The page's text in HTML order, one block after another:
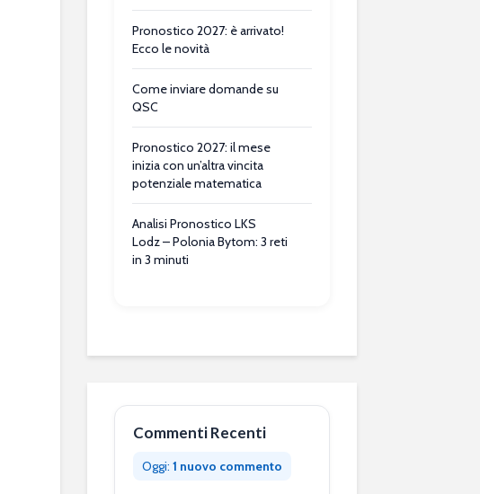
Pronostico 2027: è arrivato!
Ecco le novità
Come inviare domande su
QSC
Pronostico 2027: il mese
inizia con un’altra vincita
potenziale matematica
Analisi Pronostico LKS
Lodz – Polonia Bytom: 3 reti
in 3 minuti
Commenti Recenti
Oggi: 1 nuovo commento